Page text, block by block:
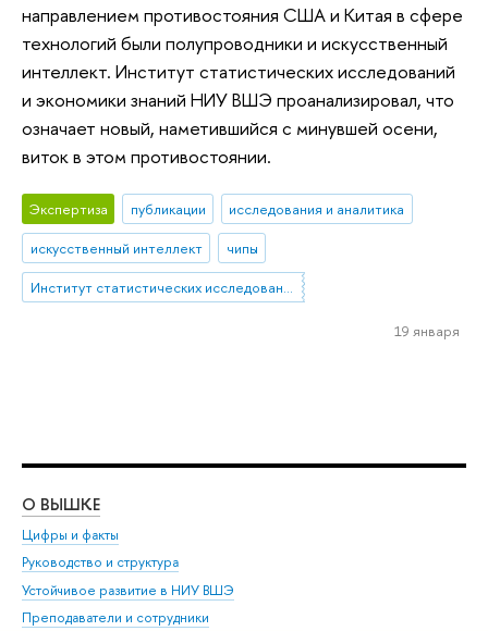
направлением противостояния США и Китая в сфере
технологий были полупроводники и искусственный
интеллект. Институт статистических исследований
и экономики знаний НИУ ВШЭ проанализировал, что
означает новый, наметившийся с минувшей осени,
виток в этом противостоянии.
Экспертиза публикации
исследования и аналитика
искусственный интеллект
чипы
Институт статистических исследований и экономики знаний
19 января
О ВЫШКЕ
Цифры и факты
Руководство и структура
Устойчивое развитие в НИУ ВШЭ
Преподаватели и сотрудники